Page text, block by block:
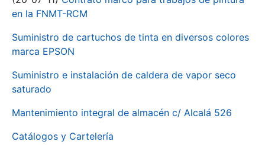
en la FNMT-RCM
Suministro de cartuchos de tinta en diversos colores
marca EPSON
Suministro e instalación de caldera de vapor seco
saturado
Mantenimiento integral de almacén c/ Alcalá 526
Catálogos y Cartelería